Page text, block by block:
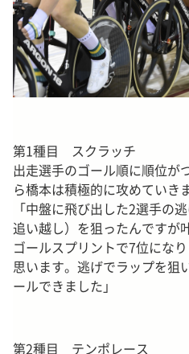
第1種目 スクラッチ
出走選手のゴール順に順位が
ら橋本は積極的に攻めていき
「中盤に飛び出した2選手の
追い越し）を狙ったんですが
ゴールスプリントで7位にな
思います。逃げでラップを狙
ールできました」
第2種目 テンポレース